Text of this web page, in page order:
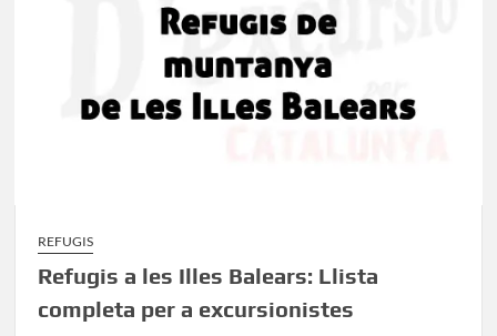
REFUGIS
Refugis a les Illes Balears: Llista
completa per a excursionistes